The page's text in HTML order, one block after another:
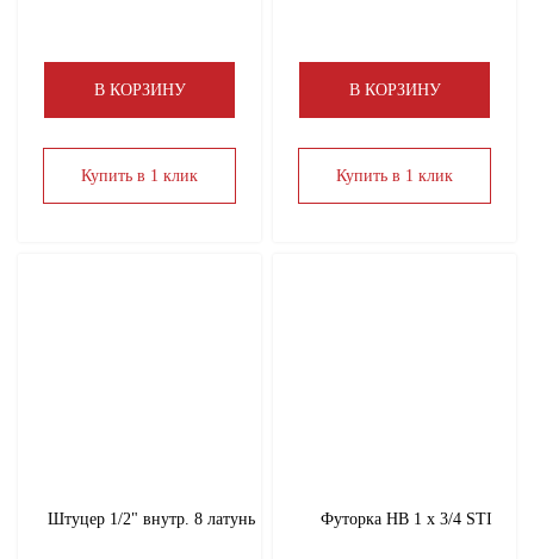
В КОРЗИНУ
Купить в 1 клик
В КОРЗИНУ
Купить в 1 клик
Штуцер 1/2" внутр. 8 латунь Футорка НВ 1 х 3/4 STI